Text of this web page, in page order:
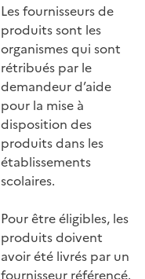
Les fournisseurs de
produits sont les
organismes qui sont
rétribués par le
demandeur d’aide
pour la mise à
disposition des
produits dans les
établissements
scolaires.
Pour être éligibles, les
produits doivent
avoir été livrés par un
fournisseur référencé.